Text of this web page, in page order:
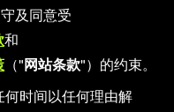
及同意受
和
（" 网站条款"）的约束。
何时间以任何理由解